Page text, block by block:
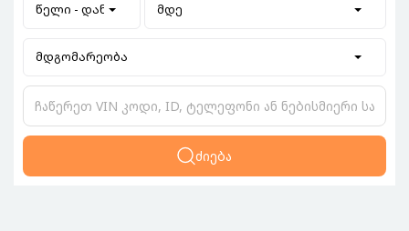
წელი - დან მდე
მდგომარეობა
ძიება